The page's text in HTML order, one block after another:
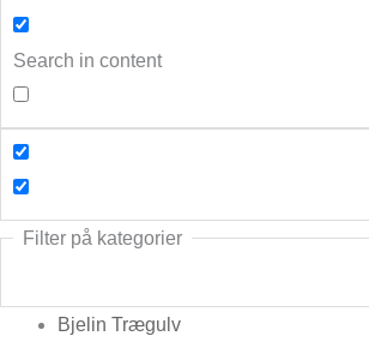
Search in content
Filter på kategorier
Bjelin Trægulv